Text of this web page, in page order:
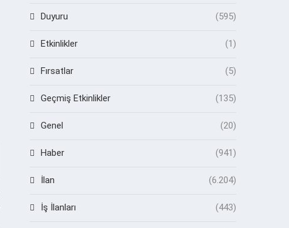
Duyuru (595)
Etkinlikler (1)
Fırsatlar (5)
Geçmiş Etkinlikler (135)
Genel (20)
Haber (941)
İlan (6.204)
İş İlanları (443)